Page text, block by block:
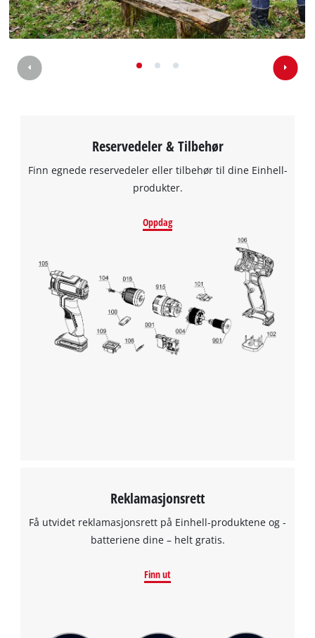
Reservedeler & Tilbehør
Finn egnede reservedeler eller tilbehør til dine Einhell-
produkter.
Oppdag
Reklamasjonsrett
Få utvidet reklamasjonsrett på Einhell-produktene og -
batteriene dine – helt gratis.
Finn ut